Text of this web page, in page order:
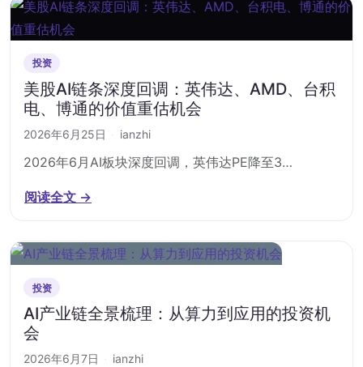
投资
美股AI链条深度回调：英伟达、AMD、台积
电、博通的价值重估机会
2026年6月25日 ianzhi
2026年6月AI板块深度回调，英伟达PE降至3…
阅读全文 →
投资
AI产业链全景梳理：从算力到应用的投资机
会
2026年6月7日 ianzhi